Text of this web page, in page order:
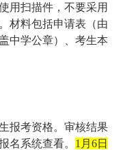
用扫描件，不要采用
材料包括申请表（由
中学公章）、考生本
报考资格。审核结果
名系统查看。 1 月 6日